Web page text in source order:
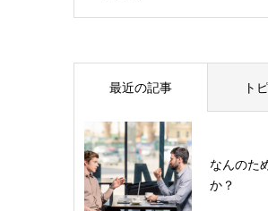
最近の記事 ト
なんのた
か？